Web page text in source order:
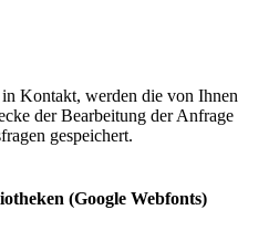
Kontakt, werden die von Ihnen
der Bearbeitung der Anfrage
gespeichert.
(Google Webfonts)